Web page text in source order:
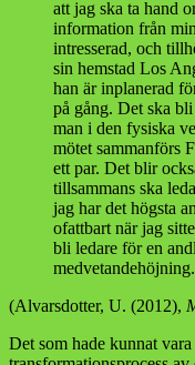
att jag ska ta hand
information från
intresserad, och
sin hemstad Los
han är inplanerad
på gång. Det ska
man i den fysiska
mötet sammanförs
ett par. Det blir
tillsammans ska
jag har det högsta
ofattbart när jag
bli ledare för en
medvetandehöjning.
(Alvarsdotter, U. (2012),
Det som hade kunnat